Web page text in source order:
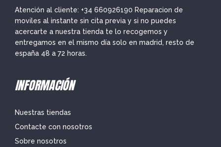
Atención al cliente: +34 660926190 Reparacion de
moviles al instante sin cita previa y si no puedes
acercarte a nuestra tienda te lo recogemos y
entregamos en el mismo día solo en madrid, resto de
españa 48 a 72 horas.
INFORMACIÓN
Nuestras tiendas
Contacte con nosotros
Sobre nosotros